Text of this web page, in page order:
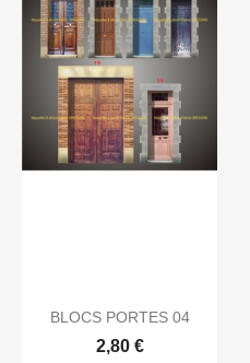
BLOCS PORTES 04
2,80 €